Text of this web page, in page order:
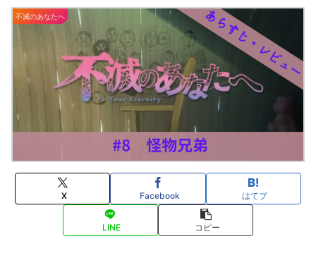
不滅のあなたへ
X Facebook はてブ
LINE コピー